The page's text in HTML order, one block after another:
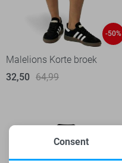
-50%
Malelions Korte broek
32,50 64,99
Consent